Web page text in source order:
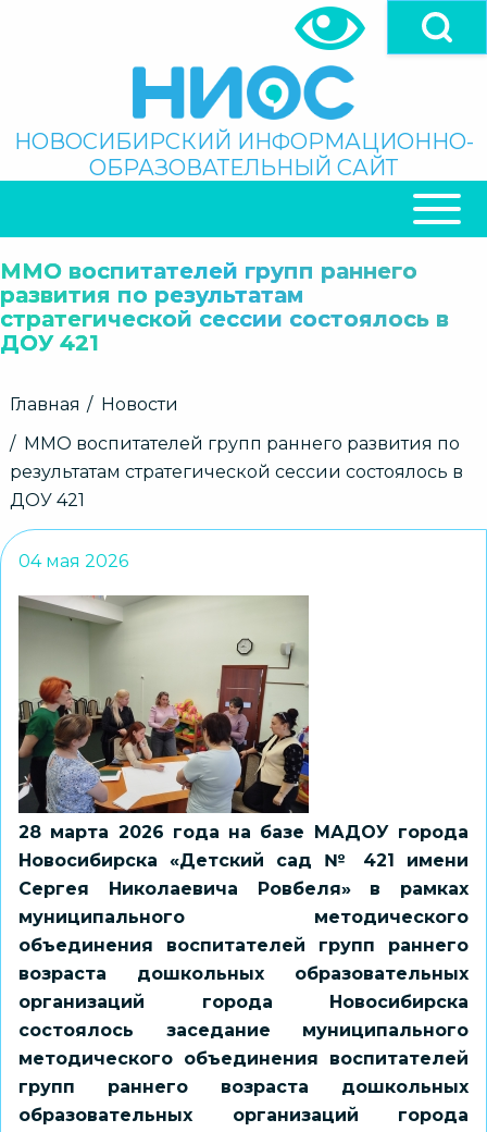
Поиск
НОВОСИБИРСКИЙ ИНФОРМАЦИОННО-
ОБРАЗОВАТЕЛЬНЫЙ САЙТ
НАВИГАЦИЯ
ММО воспитателей групп раннего
развития по результатам
стратегической сессии состоялось в
ДОУ 421
Строка
Главная
Новости
ММО воспитателей групп раннего развития по
результатам стратегической сессии состоялось в
ДОУ 421
04 мая 2026
28 марта 2026 года на базе МАДОУ города
Новосибирска «Детский сад № 421 имени
Сергея Николаевича Ровбеля» в рамках
муниципального методического
объединения воспитателей групп раннего
возраста дошкольных образовательных
организаций города Новосибирска
состоялось заседание муниципального
методического объединения воспитателей
групп раннего возраста дошкольных
образовательных организаций города